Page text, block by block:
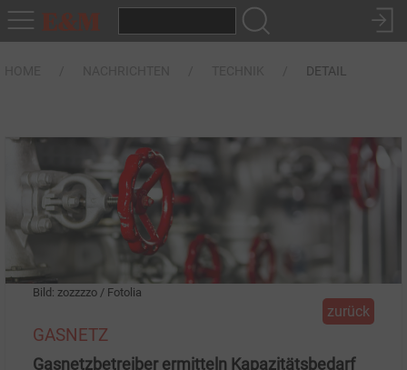
DETAIL
Bild: zozzzzo / Fotolia
zurück
GASNETZ
Gasnetzbetreiber ermitteln Kapazitätsbedarf